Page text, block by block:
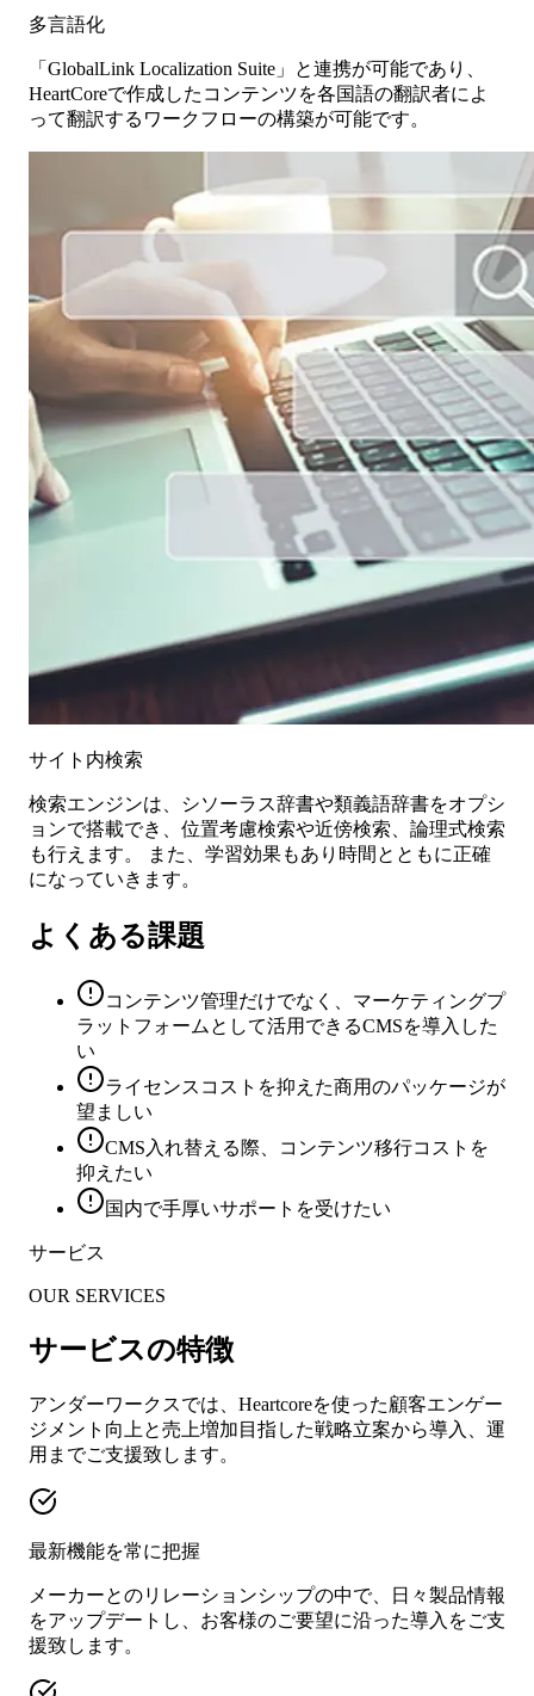
多言語化
「GlobalLink Localization Suite」と連携が可能であり、
HeartCoreで作成したコンテンツを各国語の翻訳者によ
って翻訳するワークフローの構築が可能です。
サイト内検索
検索エンジンは、シソーラス辞書や類義語辞書をオプシ
ョンで搭載でき、位置考慮検索や近傍検索、論理式検索
も行えます。 また、学習効果もあり時間とともに正確
になっていきます。
よくある課題
コンテンツ管理だけでなく、マーケティングプ
ラットフォームとして活用できるCMSを導入した
い
ライセンスコストを抑えた商用のパッケージが
望ましい
CMS入れ替える際、コンテンツ移行コストを
抑えたい
国内で手厚いサポートを受けたい
サービス
OUR SERVICES
サービスの特徴
アンダーワークスでは、Heartcoreを使った顧客エンゲー
ジメント向上と売上増加目指した戦略立案から導入、運
用までご支援致します。
最新機能を常に把握
メーカーとのリレーションシップの中で、日々製品情報
をアップデートし、お客様のご要望に沿った導入をご支
援致します。